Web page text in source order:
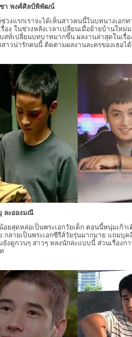
ชา พงศ์ศิลป์พิพัฒน์
วงแรกเราจะได้เห็นสาวคนนี้ในบทนางเอกท
อง ในช่วงหลังเวลาเปลี่ยนเมื่อย้ายบ้านใหม่
บสท์เปลี่ยนบทบาทมากขึ้น ผลงานล่าสุดในเรื่อ
สาวน่ารักคนนี้ ติดตามผลงานละครของเธอไ
ละอองมณี
อยสุดหล่อเป็นพระเอกวัยเด็ก ตอนนี้หนุ่มเก้า
กลายเป็นพระเอกซีรีส์วัยรุ่นมากมาย แถมบุ
ยังดูกวนๆ สาวๆ หลงนักล่ะแบบนี้ ส่วนเรื่องก